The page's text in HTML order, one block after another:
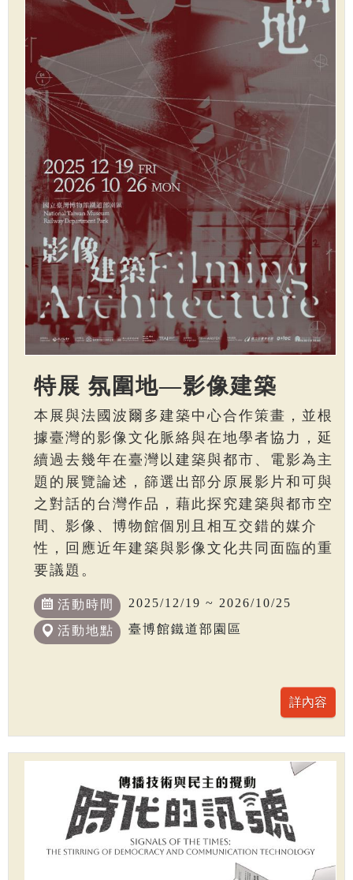
特展 氛圍地—影像建築
本展與法國波爾多建築中心合作策畫，並根
據臺灣的影像文化脈絡與在地學者協力，延
續過去幾年在臺灣以建築與都市、電影為主
題的展覽論述，篩選出部分原展影片和可與
之對話的台灣作品，藉此探究建築與都市空
間、影像、博物館個別且相互交錯的媒介
性，回應近年建築與影像文化共同面臨的重
要議題。
活動時間 2025/12/19 ~ 2026/10/25
活動地點 臺博館鐵道部園區